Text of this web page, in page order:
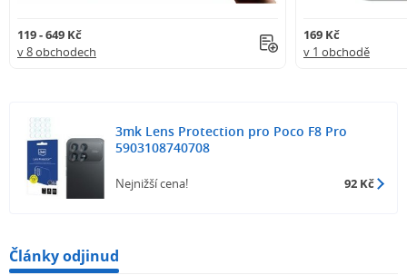
119 - 649 Kč
v 8 obchodech
169 Kč
v 1 obchodě
3mk Lens Protection pro Poco F8 Pro
5903108740708
Nejnižší cena! 92 Kč
Články odjinud